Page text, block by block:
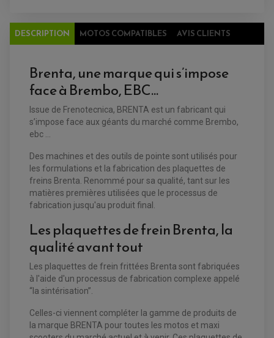
ÉCHAPPEMENT MOTO
SILENCIEUX / ÉCHAPPEMENT MOTO
ÉLECTRICITÉ
ACCESSOIRES ELECTRIQUE
BATTERIE
CLIGNOTANT MOTO
CLIGNOTANT TYPE ORIGINE
ECLAIRAGE MOTO
KIT RECONDITIONNEMENT DEMARREUR
POMPE A ESSENCE
STATOR
ENTRETIEN MOTO
ATELIER, PADDOCK, STAND
ANTIPARASITE NGK
BOUGIE NGK
FILTRE A AIR
FILTRE ET ACCESSOIRE ESSENCE
OUTILLAGE
PRODUIT D'ENTRETIEN
ÉCHAPEMENT SCOOTER
ÉCHAPPEMENT SCOOTER
CLIGNOTANT TYPE ORIGINE
BATTERIE SCOOTER
CHARGEUR DE BATTERIE
ECLAIRAGE SCOOTER
POMPE A ESSENCE
FREINAGE
DISQUE DE FREIN AVANT
ACCESSOIRE + VISSERIE FREINAGE
DISQUE DE FREIN ARRIERE
PLAQUETTE DE FREIN AVANT
PLAQUETTE DE FREIN ARRIERE
MAÎTRE CYLINDRE
FILTRE A AIR BMC QUAD
FILTRE A AIR QUAD
PATIN DE BRAS OSCILLANT
ROULETTE DE CHAÎNE
PIÈCE MOTEUR
POMPE À EAU BOYESEN
KIT RÉPARATION CARBU
KIT RÉPARATION POMPE A EAU
PIPE D'ADMISSION
DESCRIPTION MOTOS COMPATIBLES AVIS CLIENTS
Brenta, une marque qui s’impose
face à Brembo, EBC…
Issue de Frenotecnica, BRENTA est un fabricant qui
s’impose face aux géants du marché comme Brembo,
ebc ...
Des machines et des outils de pointe sont utilisés pour
les formulations et la fabrication des plaquettes de
freins Brenta. Renommé pour sa qualité, tant sur les
matières premières utilisées que le processus de
fabrication jusqu'au produit final.
Les plaquettes de frein Brenta, la
qualité avant tout
Les plaquettes de frein frittées Brenta sont fabriquées
à l'aide d'un processus de fabrication complexe appelé
“la sintérisation”.
Celles-ci viennent compléter la gamme de produits de
la marque BRENTA pour toutes les motos et maxi